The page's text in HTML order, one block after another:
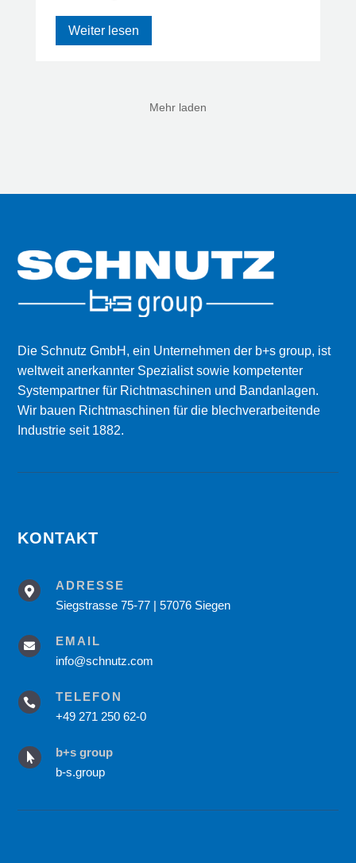
Weiter lesen
Mehr laden
Die Schnutz GmbH, ein Unternehmen der b+s group, ist
weltweit anerkannter Spezialist sowie kompetenter
Systempartner für Richt­maschinen und Bandanlagen.
Wir bauen Richtmaschinen für die blechverarbeitende
Industrie seit 1882.
KONTAKT

ADRESSE
Siegstrasse 75-77 | 57076 Siegen

EMAIL
info@schnutz.com

TELEFON
+49 271 250 62-0

b+s group
b-s.group